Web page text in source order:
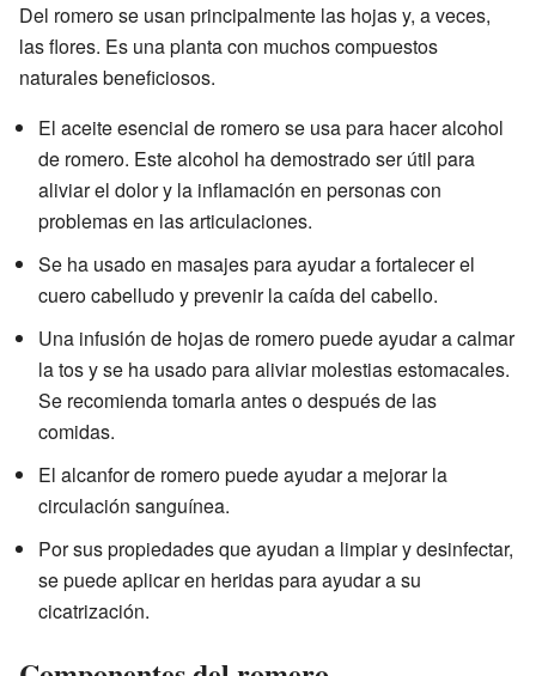
Del romero se usan principalmente las hojas y, a veces,
las flores. Es una planta con muchos compuestos
naturales beneficiosos.
El aceite esencial de romero se usa para hacer alcohol
de romero. Este alcohol ha demostrado ser útil para
aliviar el dolor y la inflamación en personas con
problemas en las articulaciones.
Se ha usado en masajes para ayudar a fortalecer el
cuero cabelludo y prevenir la caída del cabello.
Una infusión de hojas de romero puede ayudar a calmar
la tos y se ha usado para aliviar molestias estomacales.
Se recomienda tomarla antes o después de las
comidas.
El alcanfor de romero puede ayudar a mejorar la
circulación sanguínea.
Por sus propiedades que ayudan a limpiar y desinfectar,
se puede aplicar en heridas para ayudar a su
cicatrización.